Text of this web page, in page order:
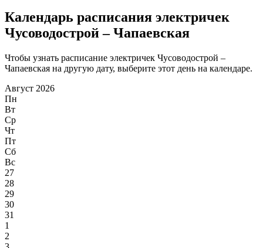
Календарь расписания электричек
Чусоводострой – Чапаевская
Чтобы узнать расписание электричек Чусоводострой –
Чапаевская на другую дату, выберите этот день на календаре.
Август 2026
Пн
Вт
Ср
Чт
Пт
Сб
Вс
27
28
29
30
31
1
2